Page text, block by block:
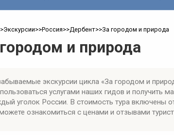
Экскурсии>>Россия>>Дербент>>За городом и природа
и природа
экскурсии цикла «За городом и
услугами наших гидов и
уголок России. В стоимость тура включены
ознакомиться с ценами и отзывами